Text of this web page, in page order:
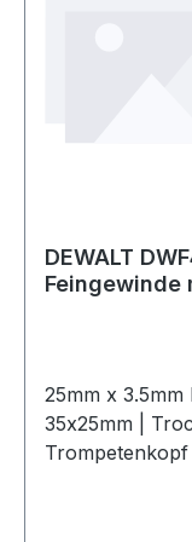
DEWALT
Feingewinde
25mm x 3.5mm
35x25mm |